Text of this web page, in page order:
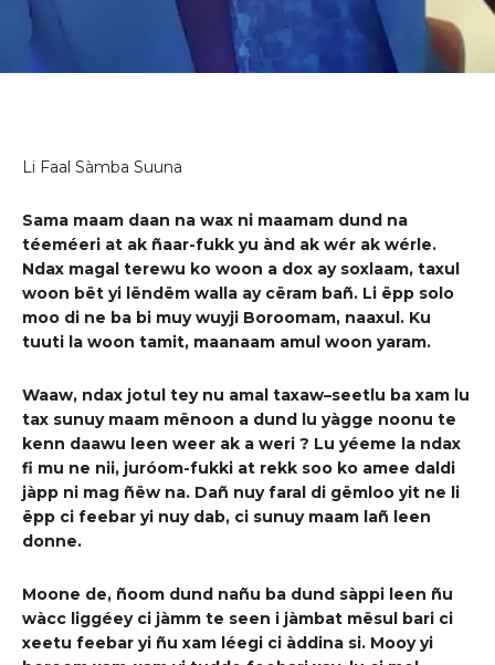
Li Faal Sàmba Suuna
Sama maam daan na wax ni maamam dund na
téeméeri at ak ñaar-fukk yu ànd ak wér ak wérle.
Ndax magal terewu ko woon a dox ay soxlaam, taxul
woon bët yi lëndëm walla ay cëram bañ. Li ëpp solo
moo di ne ba bi muywuyji Boroomam, naaxul. Ku
tuuti la woon tamit, maanaam amul woon yaram.
Waaw, ndax jotul tey nu amal taxaw–seetlu ba xam lu
tax sunuy maam mënoon a dund lu yàgge noonu te
kenn daawu leen weer ak a weri ? Lu yéeme la ndax
fi mu ne nii, juróom-fukki at rekk soo ko amee daldi
jàpp ni mag ñëw na. Dañ nuy faral di gëmloo yit ne li
ëpp ci feebar yi nuy dab, ci sunuy maam lañ leen
donne.
Moone de, ñoom dund nañu ba dund sàppi leen ñu
wàcc liggéey ci jàmm te seen i jàmbat mësul bari ci
xeetu feebar yi ñu xam léegi ci àddina si. Mooy yi